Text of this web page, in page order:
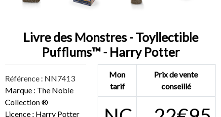
Livre des Monstres - Toyllectible
Pufflums™ - Harry Potter
Référence : NN7413
Marque : The Noble
Collection ®
Licence : Harry Potter
Mon
tarif
Prix de vente
conseillé